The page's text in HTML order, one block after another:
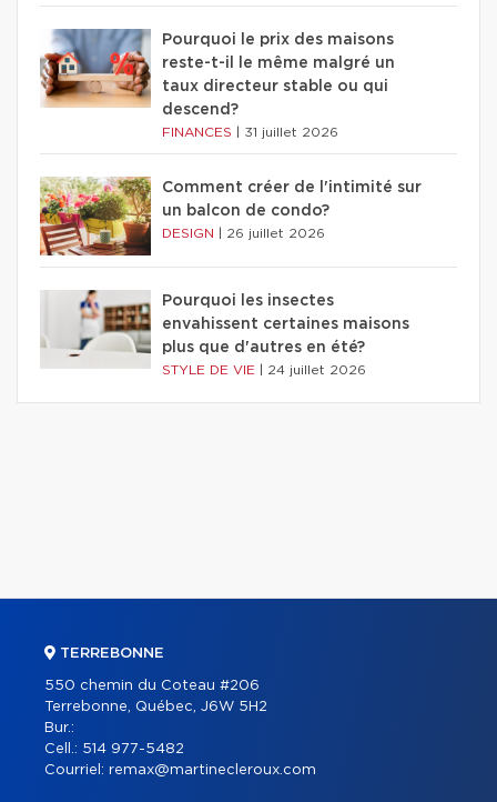
Pourquoi le prix des maisons
reste-t-il le même malgré un
taux directeur stable ou qui
descend?
FINANCES 31 juillet 2026
Comment créer de l'intimité sur
un balcon de condo?
DESIGN 26 juillet 2026
Pourquoi les insectes
envahissent certaines maisons
plus que d'autres en été?
STYLE DE VIE 24 juillet 2026
TERREBONNE
550 chemin du Coteau #206
Terrebonne, Québec, J6W 5H2
Bur.:
Cell.: 514 977-5482
Courriel: remax@martinecleroux.com